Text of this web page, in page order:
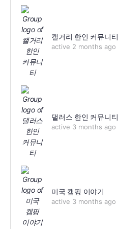
캘거리 한인 커뮤니티
active 2 months ago
댈러스 한인 커뮤니티
active 3 months ago
미국 캠핑 이야기
active 3 months ago